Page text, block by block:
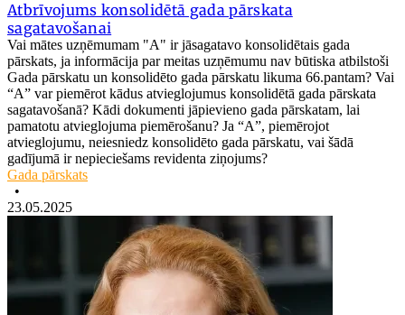
Atbrīvojums konsolidētā gada pārskata
sagatavošanai
Vai mātes uzņēmumam "A" ir jāsagatavo konsolidētais gada
pārskats, ja informācija par meitas uzņēmumu nav būtiska atbilstoši
Gada pārskatu un konsolidēto gada pārskatu likuma 66.pantam? Vai
“A” var piemērot kādus atvieglojumus konsolidētā gada pārskata
sagatavošanā? Kādi dokumenti jāpievieno gada pārskatam, lai
pamatotu atvieglojuma piemērošanu? Ja “A”, piemērojot
atvieglojumu, neiesniedz konsolidēto gada pārskatu, vai šādā
gadījumā ir nepieciešams revidenta ziņojums?
Gada pārskats
•
23.05.2025